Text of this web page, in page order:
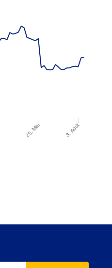
3. Août
25. Mai